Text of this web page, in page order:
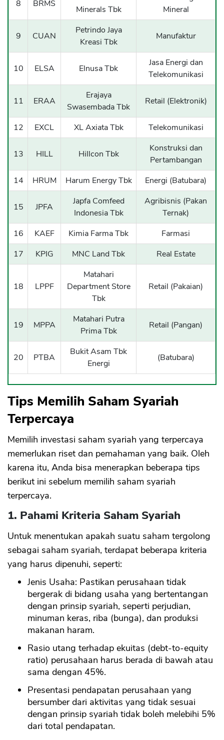
8 BRMS
Minerals Tbk
Mineral
9 CUAN
Petrindo Jaya
Kreasi Tbk
Manufaktur
10 ELSA Elnusa Tbk
Jasa Energi dan
Telekomunikasi
11 ERAA
Erajaya
Swasembada Tbk
Retail (Elektronik)
12 EXCL XL Axiata Tbk Telekomunikasi
13 HILL Hillcon Tbk
Konstruksi dan
Pertambangan
14
HRUM Harum Energy Tbk Energi (Batubara)
15 JPFA
Japfa Comfeed
Indonesia Tbk
Agribisnis (Pakan
Ternak)
16
KAEF Kimia Farma Tbk
Farmasi
17
KPIG MNC Land Tbk Real Estate
18 LPPF
Matahari
Department Store
Tbk
Retail (Pakaian)
19 MPPA
Matahari Putra
Prima Tbk
Retail (Pangan)
20 PTBA
Bukit Asam Tbk
Energi
(Batubara)
Tips Memilih Saham Syariah
Terpercaya
Memilih investasi saham syariah yang terpercaya
memerlukan riset dan pemahaman yang baik. Oleh
karena itu, Anda bisa menerapkan beberapa tips
berikut ini sebelum memilih saham syariah
terpercaya.
1. Pahami Kriteria Saham Syariah
Untuk menentukan apakah suatu saham tergolong
sebagai saham syariah, terdapat beberapa kriteria
yang harus dipenuhi, seperti:
Jenis Usaha: Pastikan perusahaan tidak
bergerak di bidang usaha yang bertentangan
dengan prinsip syariah, seperti perjudian,
minuman keras, riba (bunga), dan produksi
makanan haram.
Rasio utang terhadap ekuitas (debt-to-equity
ratio) perusahaan harus berada di bawah atau
sama dengan 45%.
Presentasi pendapatan perusahaan yang
bersumber dari aktivitas yang tidak sesuai
dengan prinsip syariah tidak boleh melebihi 5%
dari total pendapatan.